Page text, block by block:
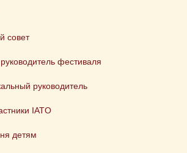
совет
фестиваля
руководитель
IATO
детям